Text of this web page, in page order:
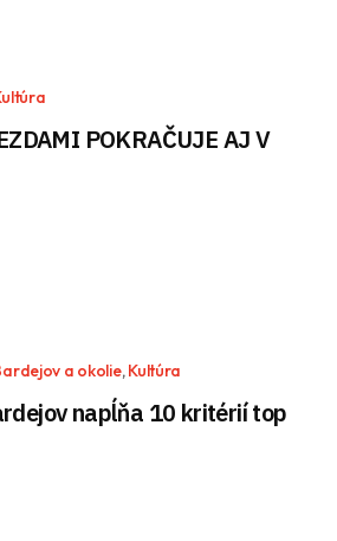
POKRAČUJE AJ V
a okolie,Kultúra
napĺňa 10 kritérií top